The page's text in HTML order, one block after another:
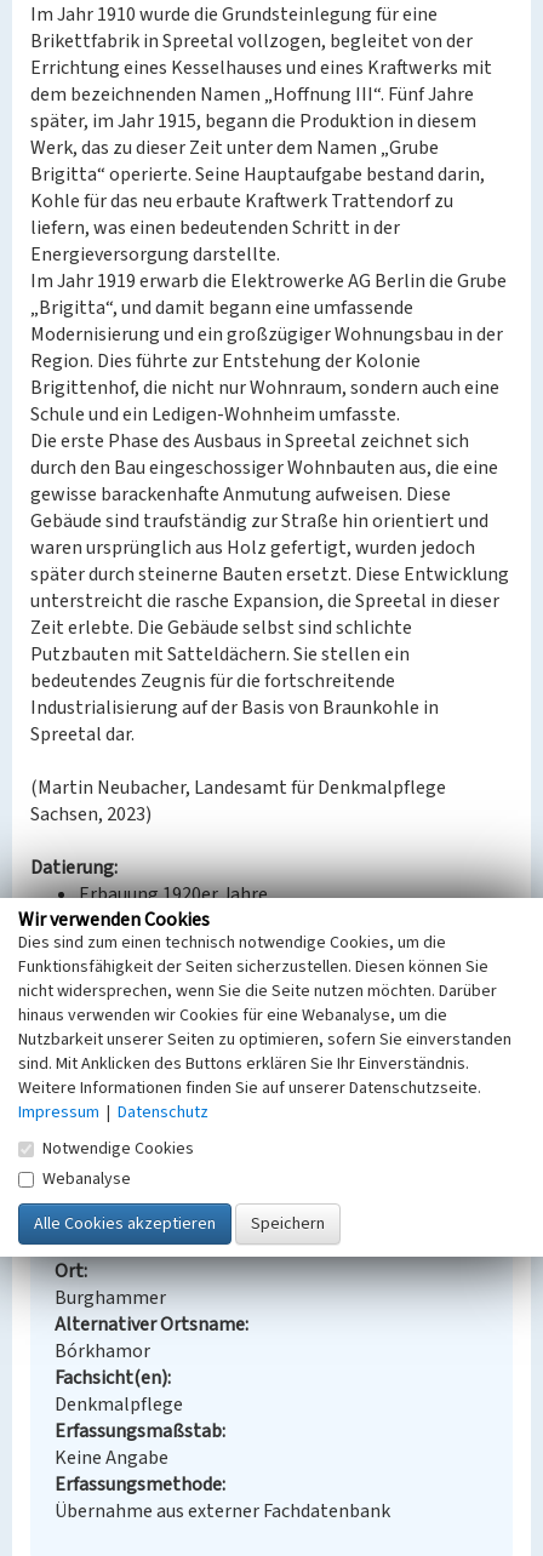
Im Jahr 1910 wurde die Grundsteinlegung für eine
Brikettfabrik in Spreetal vollzogen, begleitet von der
Errichtung eines Kesselhauses und eines Kraftwerks mit
dem bezeichnenden Namen „Hoffnung III“. Fünf Jahre
später, im Jahr 1915, begann die Produktion in diesem
Werk, das zu dieser Zeit unter dem Namen „Grube
Brigitta“ operierte. Seine Hauptaufgabe bestand darin,
Kohle für das neu erbaute Kraftwerk Trattendorf zu
liefern, was einen bedeutenden Schritt in der
Energieversorgung darstellte.
Im Jahr 1919 erwarb die Elektrowerke AG Berlin die Grube
„Brigitta“, und damit begann eine umfassende
Modernisierung und ein großzügiger Wohnungsbau in der
Region. Dies führte zur Entstehung der Kolonie
Brigittenhof, die nicht nur Wohnraum, sondern auch eine
Schule und ein Ledigen-Wohnheim umfasste.
Die erste Phase des Ausbaus in Spreetal zeichnet sich
durch den Bau eingeschossiger Wohnbauten aus, die eine
gewisse barackenhafte Anmutung aufweisen. Diese
Gebäude sind traufständig zur Straße hin orientiert und
waren ursprünglich aus Holz gefertigt, wurden jedoch
später durch steinerne Bauten ersetzt. Diese Entwicklung
unterstreicht die rasche Expansion, die Spreetal in dieser
Zeit erlebte. Die Gebäude selbst sind schlichte
Putzbauten mit Satteldächern. Sie stellen ein
bedeutendes Zeugnis für die fortschreitende
Industrialisierung auf der Basis von Braunkohle in
Spreetal dar.
(Martin Neubacher, Landesamt für Denkmalpflege
Sachsen, 2023)
Datierung:
Erbauung 1920er Jahre
Quellen/Literaturangaben:
--
Bauherr / Auftraggeber:
--
BKM-Nummer:30900189
Mehrfamilienwohnhaus in Spreetal
Schlagwörter
Wohnhaus
Ort
Burghammer
Alternativer Ortsname
Bórkhamor
Fachsicht(en)
Denkmalpflege
Erfassungsmaßstab
Keine Angabe
Erfassungsmethode
Übernahme aus externer Fachdatenbank
Wir verwenden Cookies
Dies sind zum einen technisch notwendige Cookies, um die
Funktionsfähigkeit der Seiten sicherzustellen. Diesen können Sie
nicht widersprechen, wenn Sie die Seite nutzen möchten. Darüber
hinaus verwenden wir Cookies für eine Webanalyse, um die
Nutzbarkeit unserer Seiten zu optimieren, sofern Sie einverstanden
sind. Mit Anklicken des Buttons erklären Sie Ihr Einverständnis.
Weitere Informationen finden Sie auf unserer Datenschutzseite.
Impressum | Datenschutz
Notwendige Cookies
Webanalyse